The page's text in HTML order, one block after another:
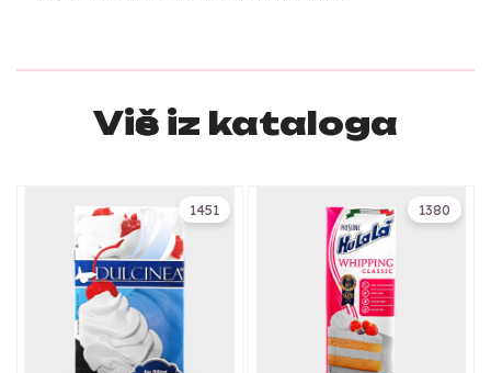
Više iz kataloga
1451 1380